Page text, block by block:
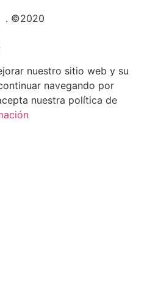
. ©2020
nuestro sitio web y su
navegando por
nuestra política de